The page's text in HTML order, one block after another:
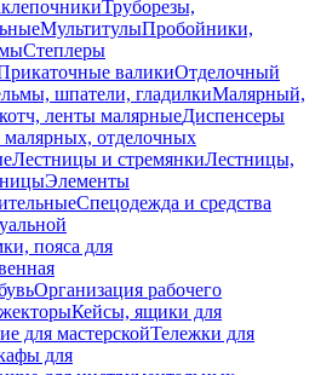
Труборезы,
МультитулыПробойники,
Степлеры
валикиОтделочный
шпатели, гладилкиМалярный,
ленты малярныеДиспенсеры
малярных, отделочных
Лестницы и стремянкиЛестницы,
Элементы
Спецодежда и средства
пояса для
Организация рабочего
Кейсы, ящики для
для мастерскойТележки для
для